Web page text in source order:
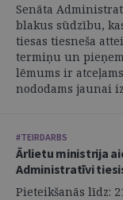
Senāta
blakus sūdzību,
tiesas tiesneša
termiņu un
lēmums ir
nododams jaunai
#TEIRDARBS
Ārlietu ministrija
Administratīvi
Pieteikšanās līdz: